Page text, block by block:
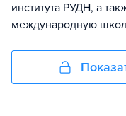
института РУДН, а
международную